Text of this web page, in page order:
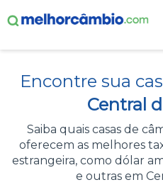
CASAS DE CÂMBIO
DÓLAR HOJE
ALERTA DE CÂMBIO
Encontre sua
Central
Saiba quais casas de
oferecem as melhores
estrangeira, como dólar
e outras em